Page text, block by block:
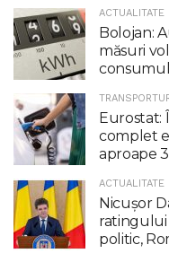
ACTUALITATE
Bolojan:
măsuri
Eurostat:
complet
aproape
ACTUALITATE
Nicuşor
ratingului
politic,